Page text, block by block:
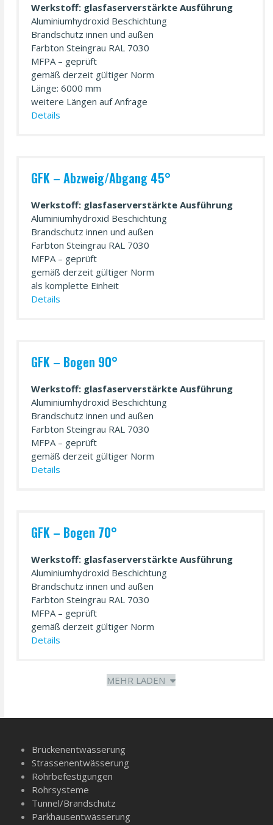
Werkstoff: glasfaserverstärkte Ausführung
Aluminiumhydroxid Beschichtung
Brandschutz innen und außen
Farbton Steingrau RAL 7030
MFPA – geprüft
gemäß derzeit gültiger Norm
Länge: 6000 mm
weitere Längen auf Anfrage
Details
GFK – Abzweig/­Abgang 45°
Werkstoff: glasfaserverstärkte Ausführung
Aluminiumhydroxid Beschichtung
Brandschutz innen und außen
Farbton Steingrau RAL 7030
MFPA – geprüft
gemäß derzeit gültiger Norm
als komplette Einheit
Details
GFK – Bogen 90°
Werkstoff: glasfaserverstärkte Ausführung
Aluminiumhydroxid Beschichtung
Brandschutz innen und außen
Farbton Steingrau RAL 7030
MFPA – geprüft
gemäß derzeit gültiger Norm
Details
GFK – Bogen 70°
Werkstoff: glasfaserverstärkte Ausführung
Aluminiumhydroxid Beschichtung
Brandschutz innen und außen
Farbton Steingrau RAL 7030
MFPA – geprüft
gemäß derzeit gültiger Norm
Details
MEHR LADEN
Brückenentwässerung
Strassenentwässerung
Rohrbefestigungen
Rohrsysteme
Tunnel/­Brandschutz
Parkhausentwässerung